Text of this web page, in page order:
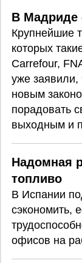
В Мадриде
Крупнейшие
которых
Carrefour,
уже заявили,
новым
порадовать
выходным и
Надомная
топливо
В Испании
сэкономить,
офисов на